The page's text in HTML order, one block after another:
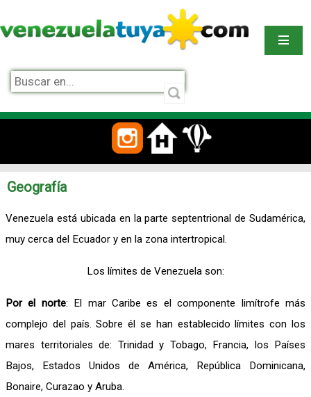
Geografía
Venezuela está ubicada en la parte septentrional de Sudamérica,
muy cerca del Ecuador y en la zona intertropical.
Los límites de Venezuela son:
Por el norte: El mar Caribe es el componente limítrofe más
complejo del país. Sobre él se han establecido límites con los
mares territoriales de: Trinidad y Tobago, Francia, los Países
Bajos, Estados Unidos de América, República Dominicana,
Bonaire, Curazao y Aruba.